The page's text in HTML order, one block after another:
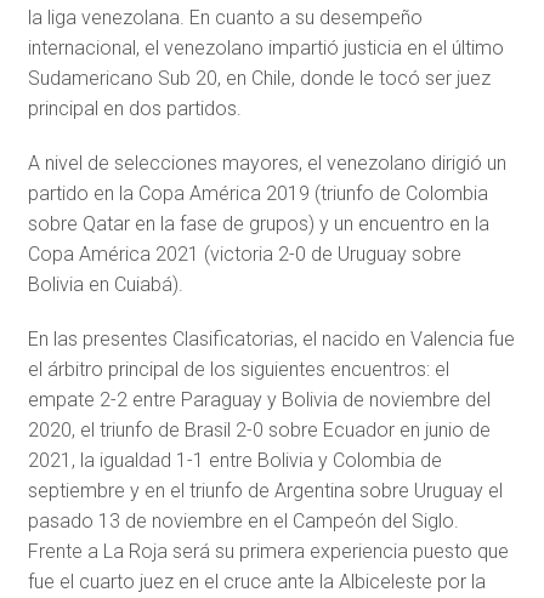
la liga venezolana. En cuanto a su desempeño
internacional, el venezolano impartió justicia en el último
Sudamericano Sub 20, en Chile, donde le tocó ser juez
principal en dos partidos.
A nivel de selecciones mayores, el venezolano dirigió un
partido en la Copa América 2019 (triunfo de Colombia
sobre Qatar en la fase de grupos) y un encuentro en la
Copa América 2021 (victoria 2-0 de Uruguay sobre
Bolivia en Cuiabá).
En las presentes Clasificatorias, el nacido en Valencia fue
el árbitro principal de los siguientes encuentros: el
empate 2-2 entre Paraguay y Bolivia de noviembre del
2020, el triunfo de Brasil 2-0 sobre Ecuador en junio de
2021, la igualdad 1-1 entre Bolivia y Colombia de
septiembre y en el triunfo de Argentina sobre Uruguay el
pasado 13 de noviembre en el Campeón del Siglo.
Frente a La Roja será su primera experiencia puesto que
fue el cuarto juez en el cruce ante la Albiceleste por la